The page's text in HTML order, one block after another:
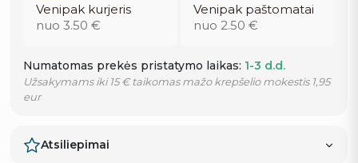
Venipak kurjeris
nuo 3.50 €
Venipak paštomatai
nuo 2.50 €
Numatomas prekės pristatymo laikas: 1-3 d.d.
Užsakymams iki 15 € taikomas mažo krepšelio mokestis 1,95
eur
Atsiliepimai